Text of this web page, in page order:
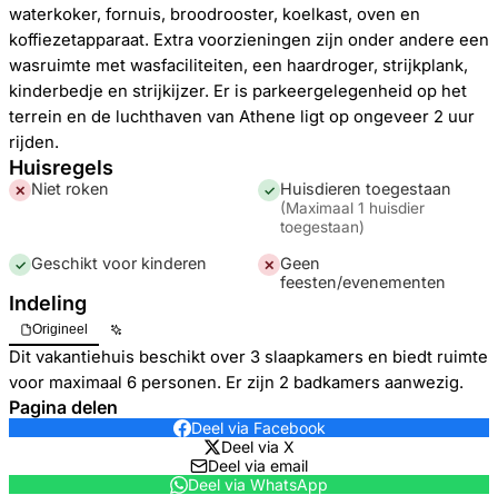
waterkoker, fornuis, broodrooster, koelkast, oven en
koffiezetapparaat. Extra voorzieningen zijn onder andere een
wasruimte met wasfaciliteiten, een haardroger, strijkplank,
kinderbedje en strijkijzer. Er is parkeergelegenheid op het
terrein en de luchthaven van Athene ligt op ongeveer 2 uur
rijden.
Huisregels
✕ Niet roken ✓ Huisdieren toegestaan
(Maximaal 1 huisdier
toegestaan)
✓ Geschikt voor kinderen ✕ Geen
feesten/evenementen
Indeling
Origineel
Dit vakantiehuis beschikt over 3 slaapkamers en biedt ruimte
voor maximaal 6 personen. Er zijn 2 badkamers aanwezig.
Pagina delen
Deel via Facebook
Deel via X
Deel via email
Deel via WhatsApp